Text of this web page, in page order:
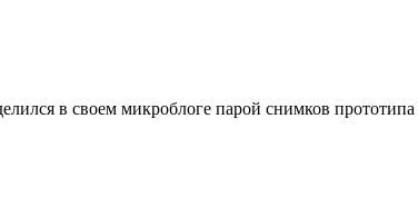
в своем микроблоге парой снимков